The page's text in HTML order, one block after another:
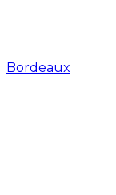
Bordeaux